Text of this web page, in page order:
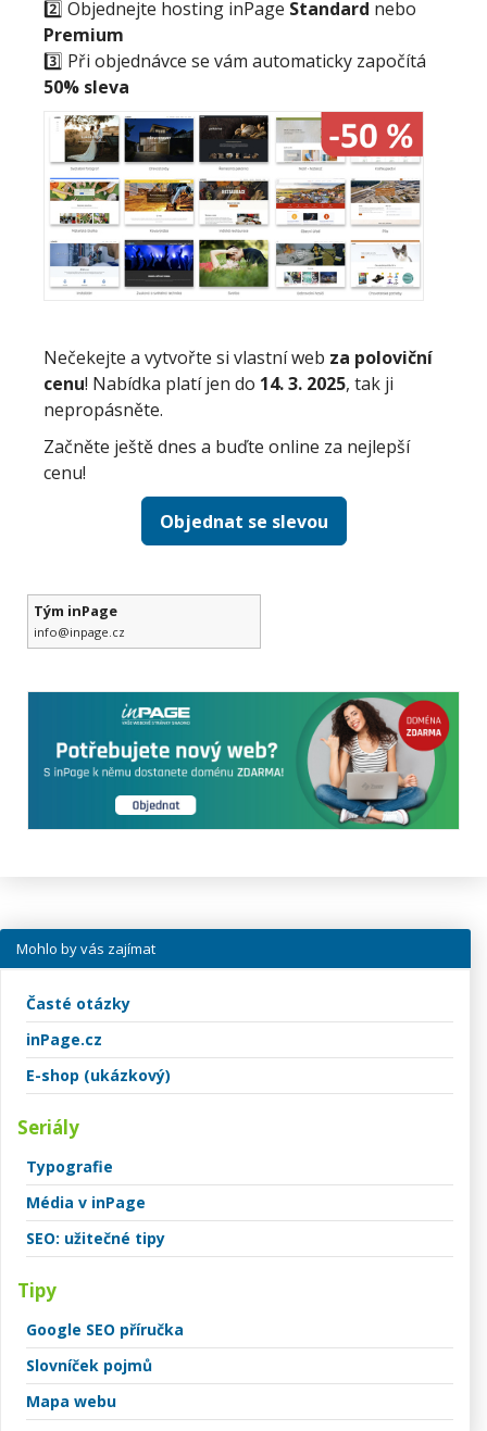
2️⃣ Objednejte hosting inPage Standard nebo
Premium
3️⃣ Při objednávce se vám automaticky započítá
50% sleva
Nečekejte a vytvořte si vlastní web za poloviční
cenu! Nabídka platí jen do 14. 3. 2025, tak ji
nepropásněte.
Začněte ještě dnes a buďte online za nejlepší
cenu!
Objednat se slevou
Tým inPage
info@inpage.cz
Mohlo by vás zajímat
Časté otázky
inPage.cz
E-shop (ukázkový)
Seriály
Typografie
Média v inPage
SEO: užitečné tipy
Tipy
Google SEO příručka
Slovníček pojmů
Mapa webu